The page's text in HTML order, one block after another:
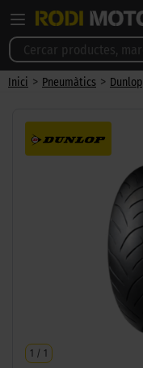
Inici > Pneumàtics > Dunlop
1 / 1